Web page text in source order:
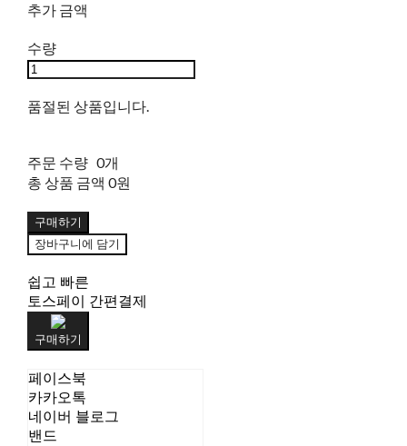
추가 금액
수량
품절된 상품입니다.
주문 수량 0개
총 상품 금액 0원
구매하기
장바구니에 담기
쉽고 빠른
토스페이 간편결제
구매하기
페이스북
카카오톡
네이버 블로그
밴드